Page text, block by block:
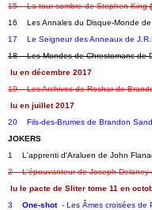
15    La tour sombre de Stephen King
16    Les Annales du Disque-Monde
17    Le Seigneur des Anneaux de
18    Les Mondes de Chrestomanc
lu en décembre 2017
19    Les Archives de Roshar de
lu en juillet 2017
20    Fils-des-Brumes de Brandon
JOKERS
1    L'apprenti d'Araluen de John
2    L'épouvanteur de Joseph Delaney
lu le pacte de Sliter tome 11 en
3 One-shot - Les Âmes croisées de